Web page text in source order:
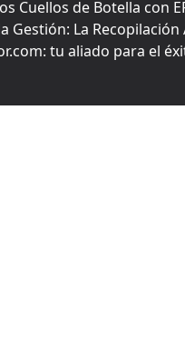
Cuellos de Botella con
Gestión: La
tu aliado para el